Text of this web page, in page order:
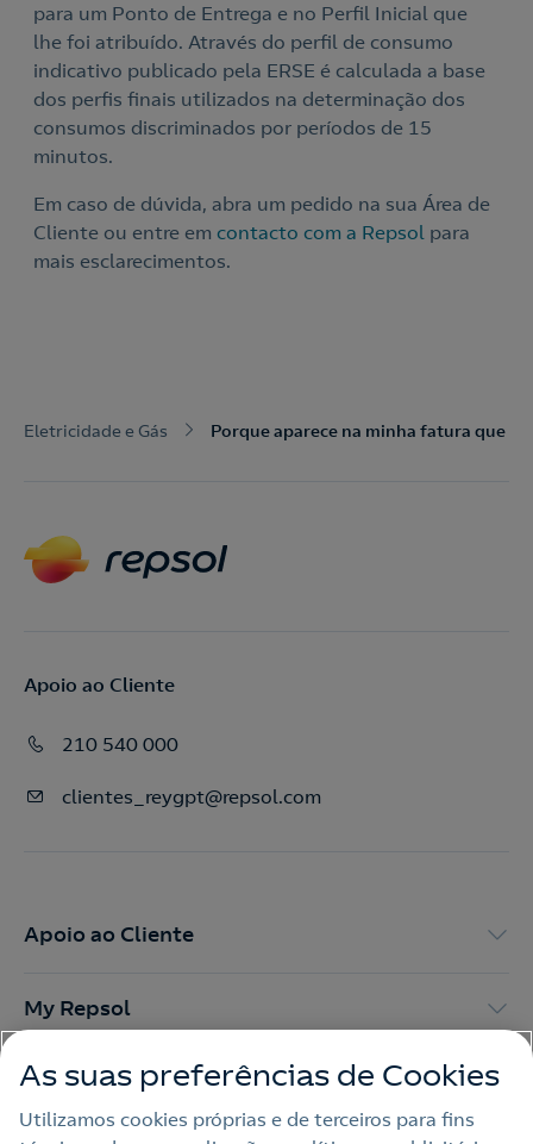
para um Ponto de Entrega e no Perfil Inicial que
lhe foi atribuído. Através do perfil de consumo
indicativo publicado pela ERSE é calculada a base
dos perfis finais utilizados na determinação dos
consumos discriminados por períodos de 15
minutos.
Em caso de dúvida, abra um pedido na sua Área de
Cliente ou entre em contacto com a Repsol para
mais esclarecimentos.
Eletricidade e Gás Porque aparece na minha fatura que
Apoio ao Cliente
210 540 000
clientes_reygpt@repsol.com
Apoio ao Cliente
My Repsol
Outras Energias
As suas preferências de Cookies
Utilizamos cookies próprias e de terceiros para fins